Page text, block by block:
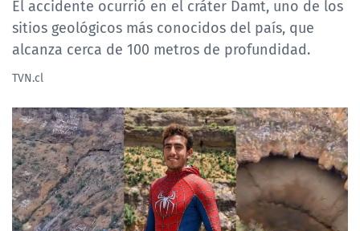
TVN PLAY
PROGRAMAS
TELESERIES
NTV
ACTUALIDAD Y TENDENCIAS
El accidente ocurrió en el cráter Damt, uno de los
sitios geológicos más conocidos del país, que
alcanza cerca de 100 metros de profundidad.
TVN.cl